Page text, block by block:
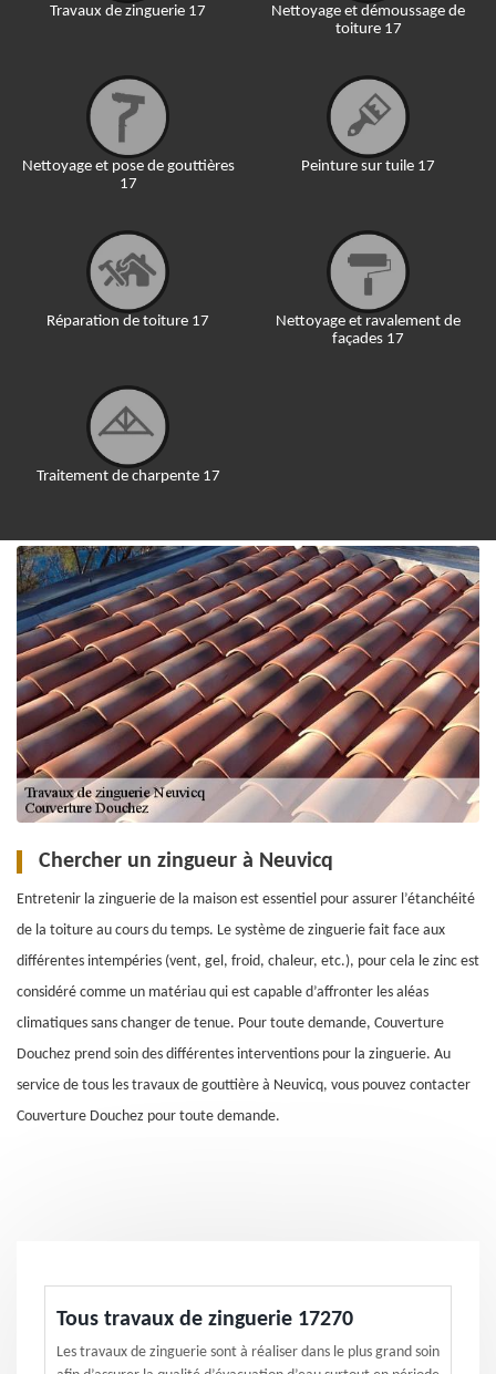
Travaux de zinguerie 17
Nettoyage et pose de gouttières
17
Réparation de toiture 17
Traitement de charpente 17
Nettoyage et démoussage de
toiture 17
Peinture sur tuile 17
Nettoyage et ravalement de
façades 17
Chercher un zingueur à Neuvicq
Entretenir la zinguerie de la maison est essentiel pour assurer l’étanchéité
de la toiture au cours du temps. Le système de zinguerie fait face aux
différentes intempéries (vent, gel, froid, chaleur, etc.), pour cela le zinc est
considéré comme un matériau qui est capable d’affronter les aléas
climatiques sans changer de tenue. Pour toute demande, Couverture
Douchez prend soin des différentes interventions pour la zinguerie. Au
service de tous les travaux de gouttière à Neuvicq, vous pouvez contacter
Couverture Douchez pour toute demande.
Tous travaux de zinguerie 17270
Les travaux de zinguerie sont à réaliser dans le plus grand soin